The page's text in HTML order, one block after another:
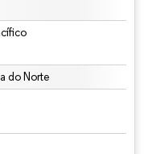
do Norte
atribuição conforme CC BY 4.0.